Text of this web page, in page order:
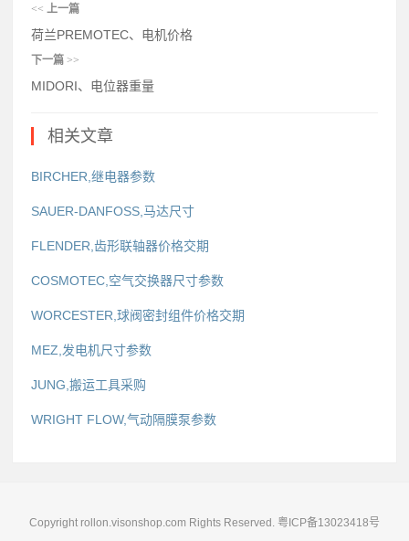
<< 上一篇
荷兰PREMOTEC、电机价格
下一篇 >>
MIDORI、电位器重量
相关文章
BIRCHER,继电器参数
SAUER-DANFOSS,马达尺寸
FLENDER,齿形联轴器价格交期
COSMOTEC,空气交换器尺寸参数
WORCESTER,球阀密封组件价格交期
MEZ,发电机尺寸参数
JUNG,搬运工具采购
WRIGHT FLOW,气动隔膜泵参数
Copyright rollon.visonshop.com Rights Reserved. 粤ICP备13023418号